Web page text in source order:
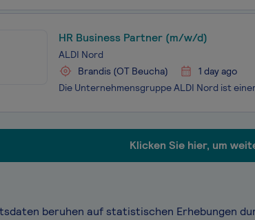
HR Business Partner (m/w/d)
ALDI Nord
Brandis (OT Beucha)
1 day ago
Klicken Sie hier, um
beruhen auf statistischen Erhebungen